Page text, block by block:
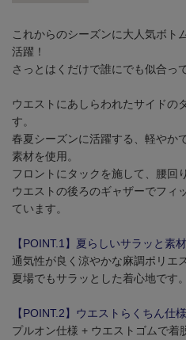
これからのシーズンに大人気ボト
活躍！
さっとはくだけで誰にでも似合っ
ウエストにあしらわれたサイドの
す。
春夏シーズンに活躍する、軽やか
素材を使用。
フロントにタックを施して、腰回
ウエストの後ろのギャザーでフィ
ています。
【POINT.1】夏らしいサラッと素材
通気性が良く涼やかな麻調ポリエ
夏場でもサラッとした着心地です。
【POINT.2】ウエストらくちん仕様
プルオン仕様 + ウエストゴムで着